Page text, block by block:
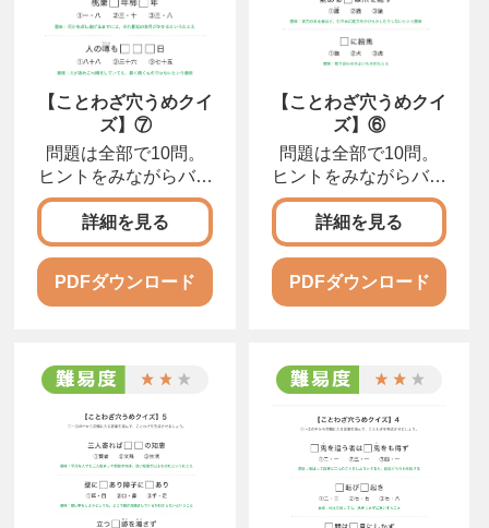
【ことわざ穴うめクイ
ズ】⑦
問題は全部で10問。
ヒントをみながらバラ
バラになったカタカナ
をならびかえて、正し
い言葉にしましょう。
詳細を見る
PDFダウンロード
【ことわざ穴うめクイ
ズ】⑥
問題は全部で10問。
ヒントをみながらバラ
バラになったカタカナ
をならびかえて、正し
い言葉にしましょう。
詳細を見る
PDFダウンロード